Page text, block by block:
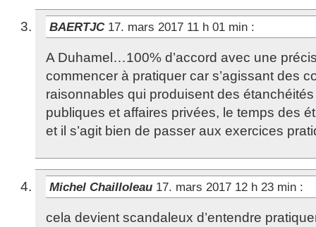
BAERTJC 17. mars 2017 11 h 01 min :
A Duhamel…100% d’accord avec une
commencer à pratiquer car s’agissant des
raisonnables qui produisent des
publiques et affaires privées, le temps des
et il s’agit bien de passer aux exercices
Michel Chailloleau 17. mars 2017 12 h 23 min :
cela devient scandaleux d’entendre